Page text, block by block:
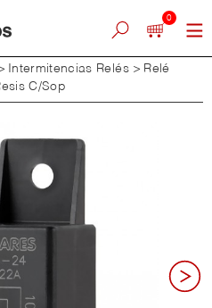
0
Intermitencias Relés > Relé
C/Sop